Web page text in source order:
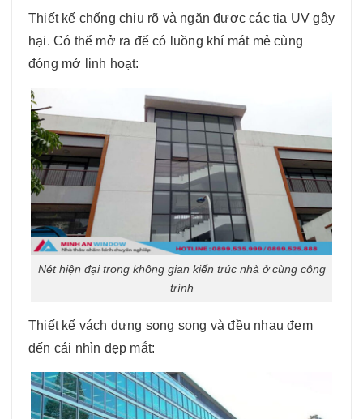
Thiết kế chống chịu rõ và ngăn được các tia UV gây
hại. Có thể mở ra để có luồng khí mát mẻ cùng
đóng mở linh hoạt:
Nét hiện đại trong không gian kiến trúc nhà ở cùng công
trình
Thiết kế vách dựng song song và đều nhau đem
đến cái nhìn đẹp mắt: